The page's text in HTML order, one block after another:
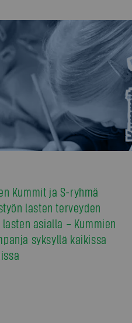
Kummit ja S-ryhmä
lasten terveyden
asialla – Kummien
syksyllä kaikissa